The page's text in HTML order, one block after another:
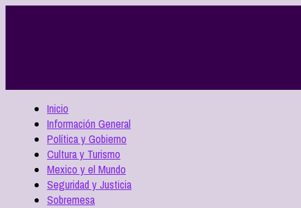
Inicio
Información General
Política y Gobierno
Cultura y Turismo
Mexico y el Mundo
Seguridad y Justicia
Sobremesa